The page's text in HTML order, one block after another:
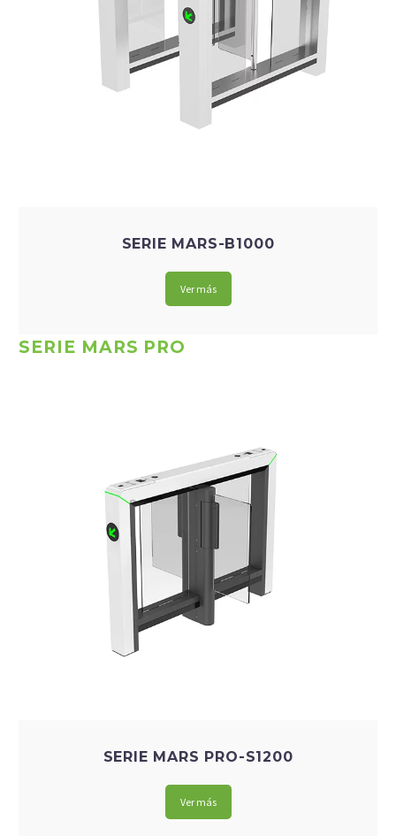
SERIE MARS-B1000
Ver más
SERIE MARS PRO
SERIE MARS PRO-S1200
Ver más